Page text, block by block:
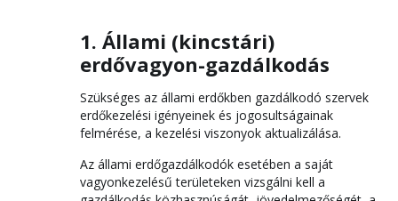
1. Állami (kincstári)
erdővagyon-gazdálkodás
Szükséges az állami erdőkben gazdálkodó szervek
erdőkezelési igényeinek és jogosultságainak
felmérése, a kezelési viszonyok aktualizálása.
Az állami erdőgazdálkodók esetében a saját
vagyonkezelésű területeken vizsgálni kell a